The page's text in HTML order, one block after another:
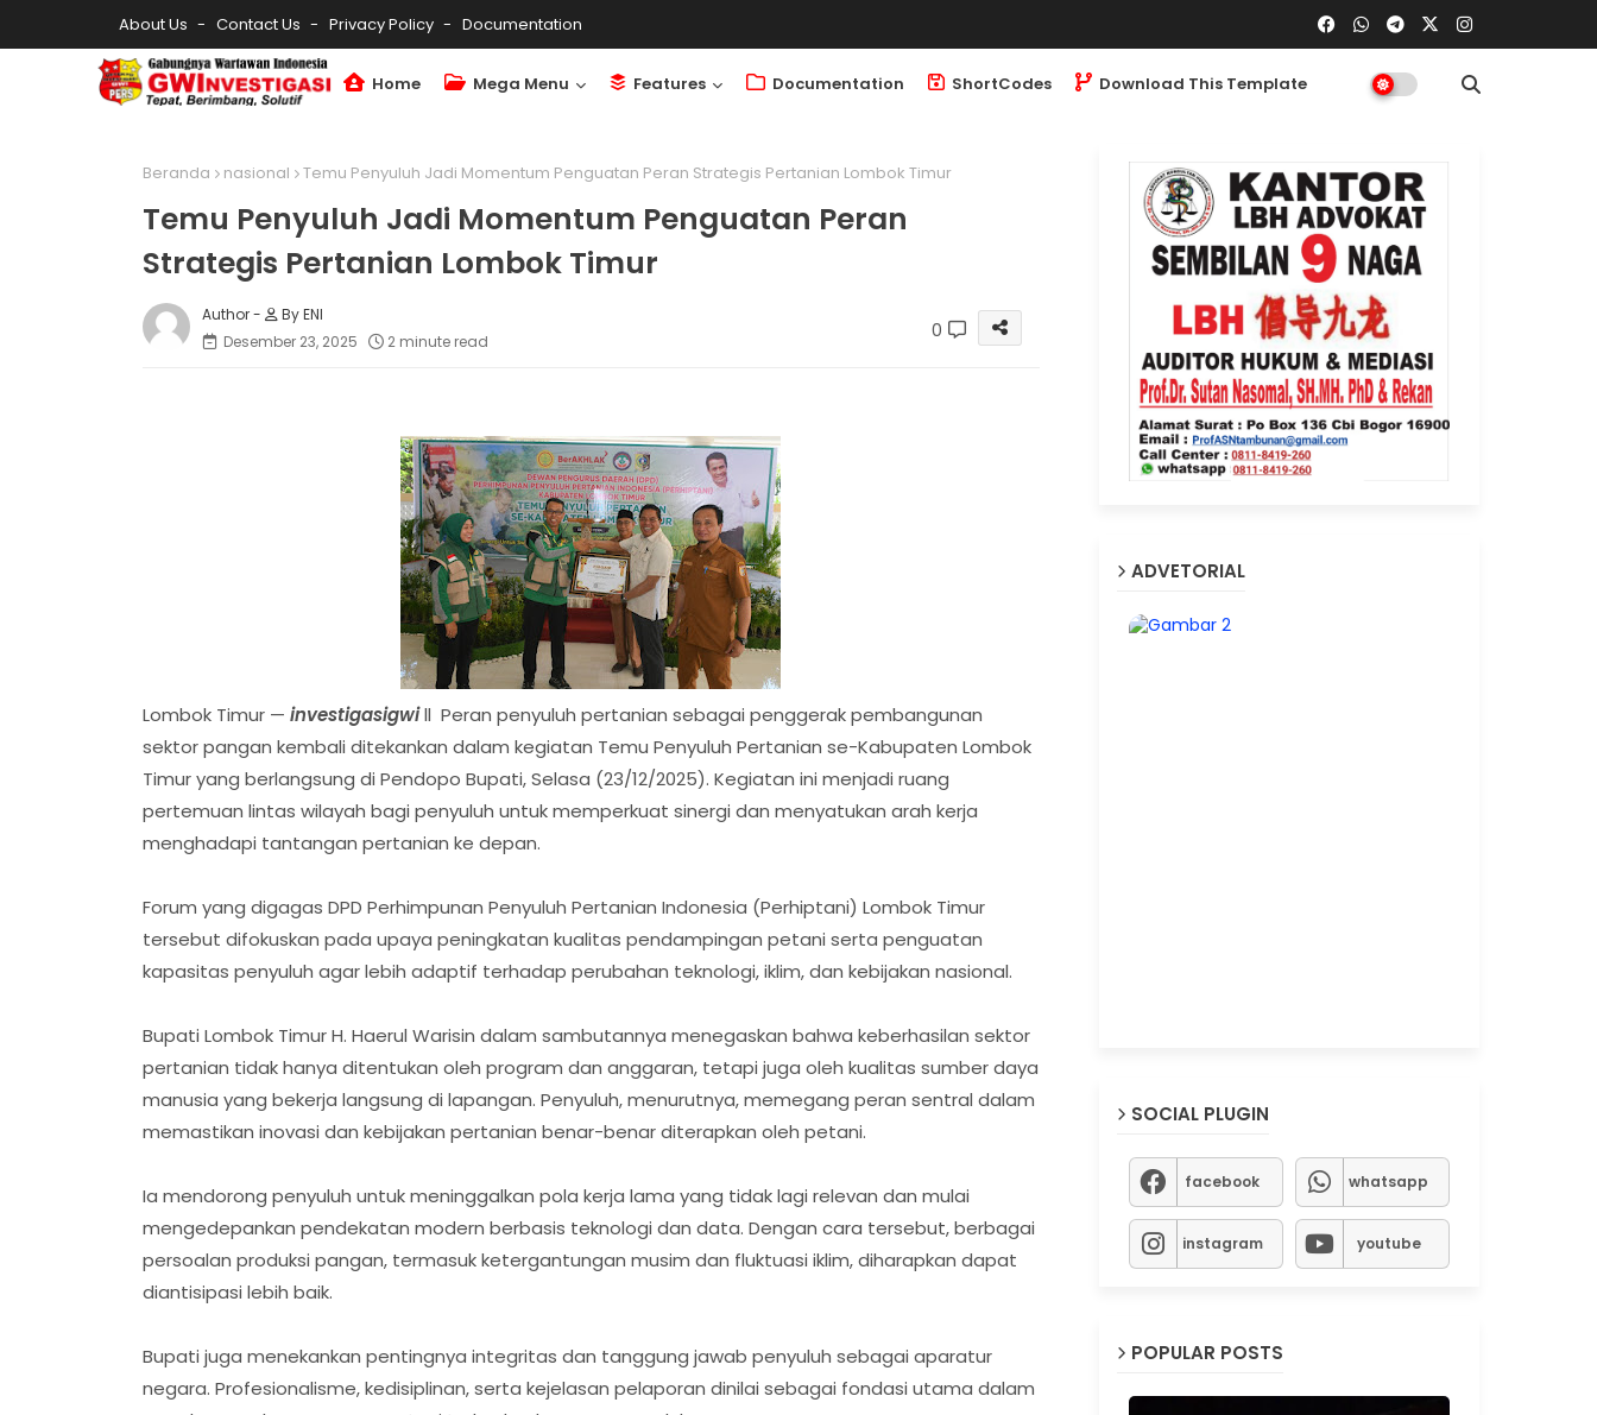
About Us Contact Us Privacy Policy Documentation
Home Mega Menu Features Documentation ShortCodes Download This Template
Beranda nasional Temu Penyuluh Jadi Momentum Penguatan Peran Strategis Pertanian Lombok Timur
Temu Penyuluh Jadi Momentum Penguatan Peran
Strategis Pertanian Lombok Timur
By ENI
Desember 23, 2025
2 minute read 0
Lombok Timur — investigasigwill Peran penyuluh pertanian sebagai penggerak pembangunan
sektor pangan kembali ditekankan dalam kegiatan Temu Penyuluh Pertanian se-Kabupaten Lombok
Timur yang berlangsung di Pendopo Bupati, Selasa (23/12/2025). Kegiatan ini menjadi ruang
pertemuan lintas wilayah bagi penyuluh untuk memperkuat sinergi dan menyatukan arah kerja
menghadapi tantangan pertanian ke depan.
Forum yang digagas DPD Perhimpunan Penyuluh Pertanian Indonesia (Perhiptani) Lombok Timur
tersebut difokuskan pada upaya peningkatan kualitas pendampingan petani serta penguatan
kapasitas penyuluh agar lebih adaptif terhadap perubahan teknologi, iklim, dan kebijakan nasional.
Bupati Lombok Timur H. Haerul Warisin dalam sambutannya menegaskan bahwa keberhasilan sektor
pertanian tidak hanya ditentukan oleh program dan anggaran, tetapi juga oleh kualitas sumber daya
manusia yang bekerja langsung di lapangan. Penyuluh, menurutnya, memegang peran sentral dalam
memastikan inovasi dan kebijakan pertanian benar-benar diterapkan oleh petani.
Ia mendorong penyuluh untuk meninggalkan pola kerja lama yang tidak lagi relevan dan mulai
mengedepankan pendekatan modern berbasis teknologi dan data. Dengan cara tersebut, berbagai
persoalan produksi pangan, termasuk ketergantungan musim dan fluktuasi iklim, diharapkan dapat
diantisipasi lebih baik.
Bupati juga menekankan pentingnya integritas dan tanggung jawab penyuluh sebagai aparatur
negara. Profesionalisme, kedisiplinan, serta kejelasan pelaporan dinilai sebagai fondasi utama dalam
ADVETORIAL
SOCIAL PLUGIN
facebook whatsapp
instagram youtube
POPULAR POSTS